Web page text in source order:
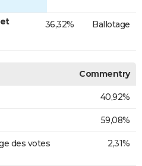
et
36,32% Ballotage
Commentry
40,92%
59,08%
des votes
2,31%